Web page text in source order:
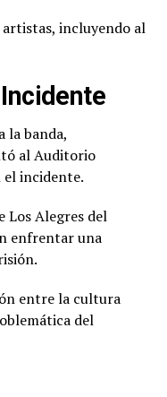
incluyendo al
la banda,
al Auditorio
el incidente.
Los Alegres del
enfrentar una
entre la cultura
del